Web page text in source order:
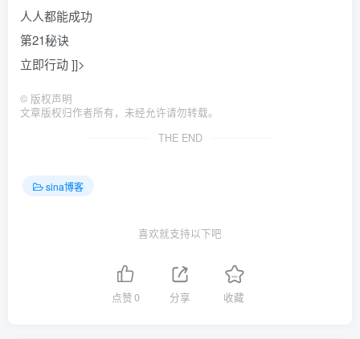
人人都能成功
第21秘诀
立即行动 ]]>
© 版权声明
文章版权归作者所有，未经允许请勿转载。
THE END
sina博客
喜欢就支持以下吧
点赞0 分享 收藏